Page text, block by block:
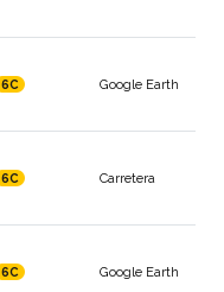
6C Google Earth
6C Carretera
6C Google Earth